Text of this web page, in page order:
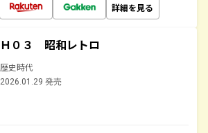
詳細を見る
Ｈ０３ 昭和レトロ
歴史時代
2026.01.29 発売